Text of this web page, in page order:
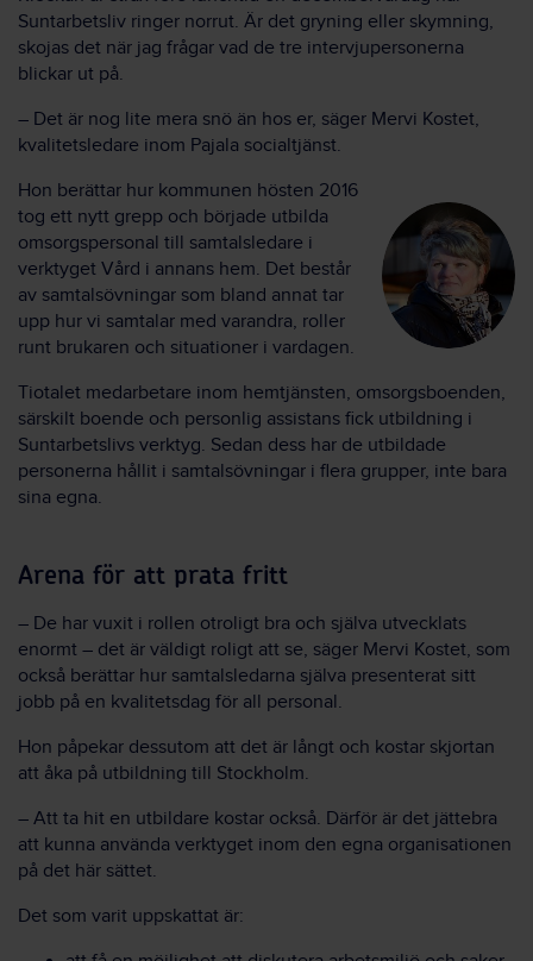
Suntarbetsliv ringer norrut. Är det gryning eller skymning,
skojas det när jag frågar vad de tre intervjupersonerna
blickar ut på.
– Det är nog lite mera snö än hos er, säger Mervi Kostet,
kvalitetsledare inom Pajala socialtjänst.
Hon berättar hur kommunen hösten 2016
tog ett nytt grepp och började utbilda
omsorgspersonal till samtalsledare i
verktyget Vård i annans hem. Det består
av samtalsövningar som bland annat tar
upp hur vi samtalar med varandra, roller
runt brukaren och situationer i vardagen.
Tiotalet medarbetare inom hemtjänsten, omsorgsboenden,
särskilt boende och personlig assistans fick utbildning i
Suntarbetslivs verktyg. Sedan dess har de utbildade
personerna hållit i samtalsövningar i flera grupper, inte bara
sina egna.
Arena för att prata fritt
– De har vuxit i rollen otroligt bra och själva utvecklats
enormt – det är väldigt roligt att se, säger Mervi Kostet, som
också berättar hur samtalsledarna själva presenterat sitt
jobb på en kvalitetsdag för all personal.
Hon påpekar dessutom att det är långt och kostar skjortan
att åka på utbildning till Stockholm.
– Att ta hit en utbildare kostar också. Därför är det jättebra
att kunna använda verktyget inom den egna organisationen
på det här sättet.
Det som varit uppskattat är: